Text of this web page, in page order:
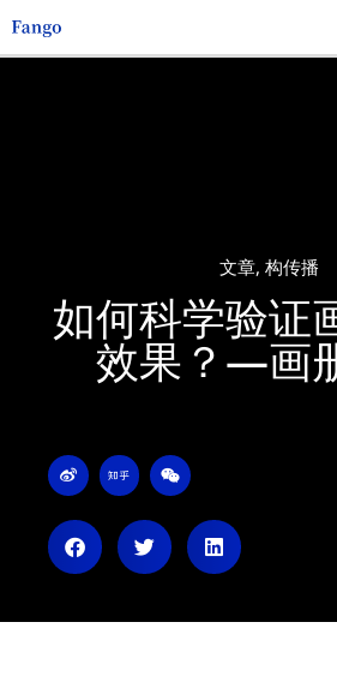
跳
至
文章, 构传播
如何科学验证
效果？—画
W
e
i
Z
h
i
u
W
e
i
i
n